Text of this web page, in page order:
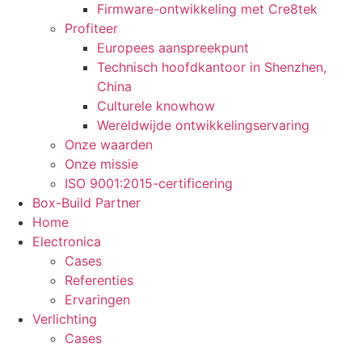
Firmware-ontwikkeling met Cre8tek
Profiteer
Europees aanspreekpunt
Technisch hoofdkantoor in Shenzhen,
China
Culturele knowhow
Wereldwijde ontwikkelingservaring
Onze waarden
Onze missie
ISO 9001:2015-certificering
Box-Build Partner
Home
Electronica
Cases
Referenties
Ervaringen
Verlichting
Cases